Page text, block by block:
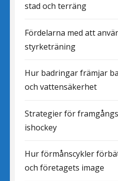
stad och terräng
Fördelarna med att
styrketräning
Hur badringar främjar
och vattensäkerhet
Strategier för
ishockey
Hur förmånscykler
och företagets image